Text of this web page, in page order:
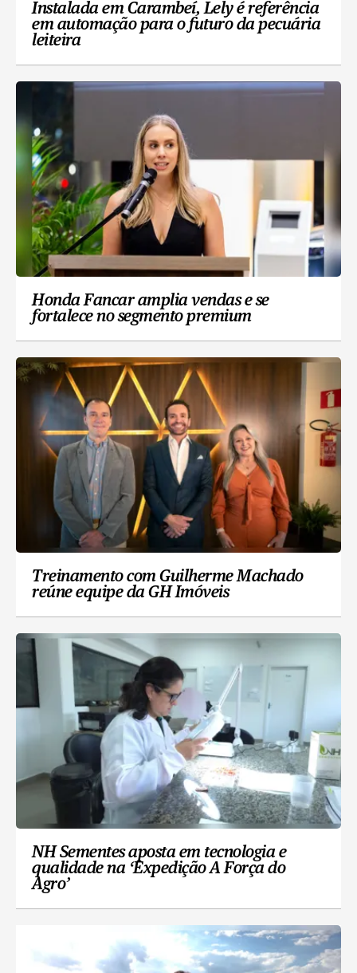
Instalada em Carambeí, Lely é referência
em automação para o futuro da pecuária
leiteira
Honda Fancar amplia vendas e se
fortalece no segmento premium
Treinamento com Guilherme Machado
reúne equipe da GH Imóveis
NH Sementes aposta em tecnologia e
qualidade na ‘Expedição A Força do
Agro’